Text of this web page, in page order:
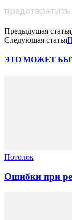
Предыдущая статья
Следующая статья
ЭТО МОЖЕТ
Потолок
Ошибки при